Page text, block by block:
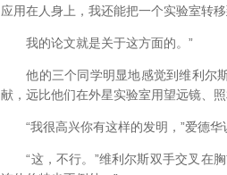
应用在人身上，我还能把一个实验室转移
我的论文就是关于这方面的。”
他的三个同学明显地感觉到维利尔斯
献，远比他们在外星实验室用望远镜、
“我很高兴你有这样的发明，”爱德华
“这，不行。”维利尔斯双手交叉在胸